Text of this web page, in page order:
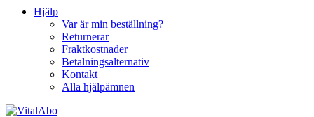
Hjälp
Var är min beställning?
Returnerar
Fraktkostnader
Betalningsalternativ
Kontakt
Alla hjälpämnen